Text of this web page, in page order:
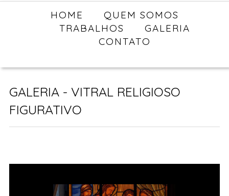
HOME
QUEM SOMOS
TRABALHOS
GALERIA
CONTATO
GALERIA - VITRAL RELIGIOSO
FIGURATIVO